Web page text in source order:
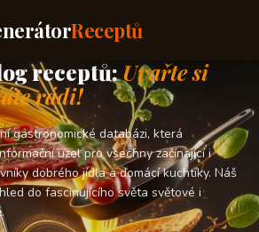
Receptů
receptů:Uvařte si
rádi!
gastronomické databázi, která
uzel pro všechny začínající i
dobrého jídla a domácí kuchtíky. Náš
do fascinujícího světa světové i